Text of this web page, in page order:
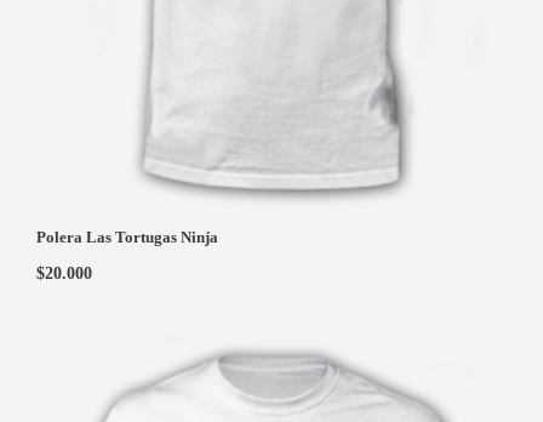
Polera Las Tortugas Ninja
$20.000